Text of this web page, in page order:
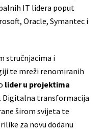
IT lidera poput
Oracle, Symantec i
stručnjacima i
te mreži renomiranih
lider u projektima
. Digitalna transformacija
širom svijeta te
za novu dodanu